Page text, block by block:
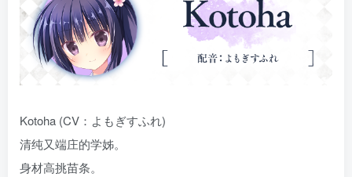
Kotoha (CV：よもぎすふれ)
清纯又端庄的学姊。
身材高挑苗条。